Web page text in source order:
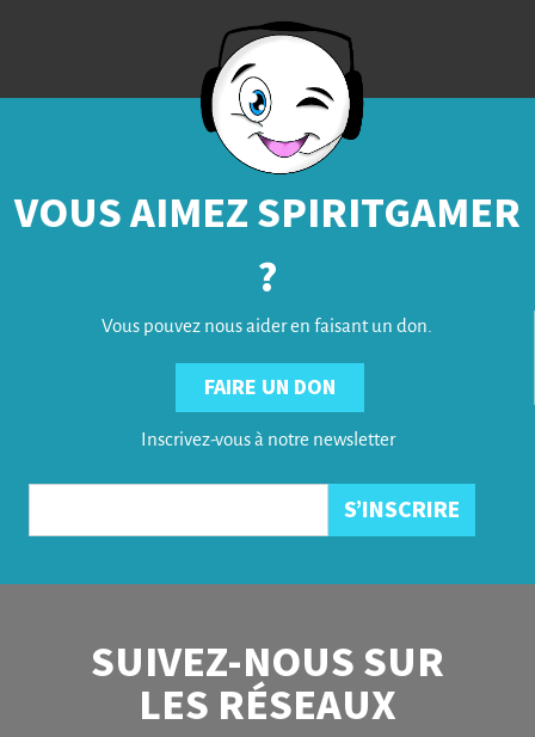
VOUS AIMEZ SPIRITGAMER
?
Vous pouvez nous aider en faisant un don.
FAIRE UN DON
Inscrivez-vous à notre newsletter
SUIVEZ-NOUS SUR
LES RÉSEAUX